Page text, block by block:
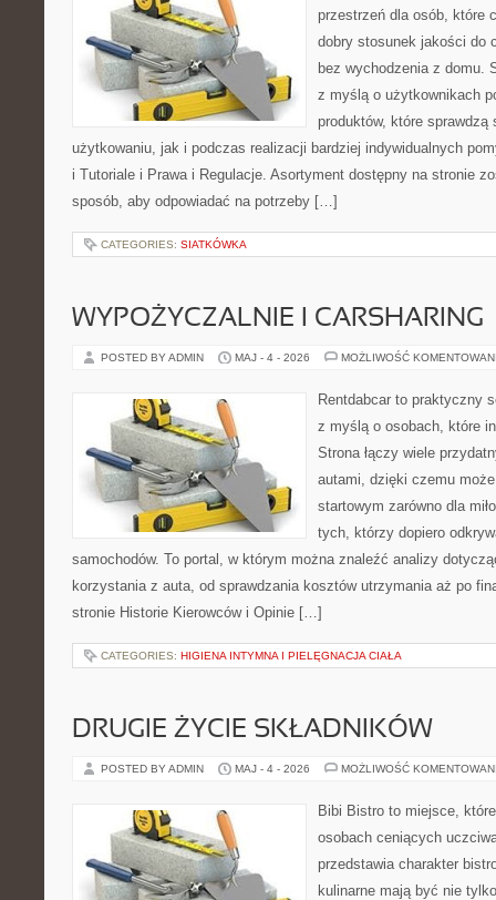
przestrzeń dla osób, które
dobry stosunek jakości do
bez wychodzenia z domu.
z myślą o użytkownikach
produktów, które
użytkowaniu, jak i podczas realizacji bardziej indywidualnych
i Tutoriale i Prawa i Regulacje. Asortyment dostępny na stronie
sposób, aby odpowiadać na potrzeby […]
CATEGORIES: SIATKÓWKA
WYPOŻYCZALNIE I CARSHARING
POSTED BY ADMIN MAJ - 4 - 2026 MOŻLIWOŚĆ
Rentdabcar to praktyczny
z myślą o osobach, które
Strona łączy wiele
autami, dzięki czemu
startowym zarówno dla
tych, którzy dopiero
samochodów. To portal, w którym można znaleźć analizy
korzystania z auta, od sprawdzania kosztów utrzymania aż po
stronie Historie Kierowców i Opinie […]
CATEGORIES: HIGIENA INTYMNA I PIELĘGNACJA CIAŁA
DRUGIE ŻYCIE SKŁADNIKÓW
POSTED BY ADMIN MAJ - 4 - 2026 MOŻLIWOŚĆ
Bibi Bistro to miejsce,
osobach ceniących
przedstawia charakter
kulinarne mają być nie